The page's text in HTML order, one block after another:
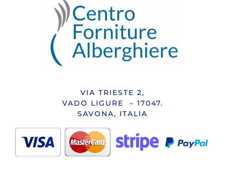
VIA TRIESTE 2,
VADO LIGURE – 17047.
SAVONA, ITALIA